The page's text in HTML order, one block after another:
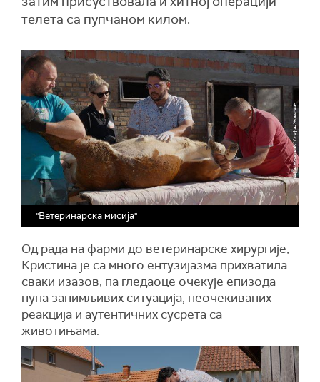
телета са пупчаном килом.
"Ветеринарска мисија"
Од рада на фарми до ветеринарске хирургије,
Кристина је са много ентузијазма прихватила
сваки изазов, па гледаоце очекује епизода
пуна занимљивих ситуација, неочекиваних
реакција и аутентичних сусрета са
животињама.